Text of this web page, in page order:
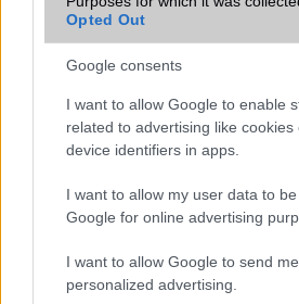
Opted Out
Google consents
I want to allow Google to enable
related to advertising like cookies
device identifiers in apps.
I want to allow my user data to
Google for online advertising
I want to allow Google to send me
personalized advertising.
Elfogadom az
webhelyet a reCAPTCHA védi. A Google
szolgáltatási feltételekérvényesek.
Korábbi hírlevelek
SZAVAZÁS